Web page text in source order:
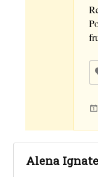
Alena